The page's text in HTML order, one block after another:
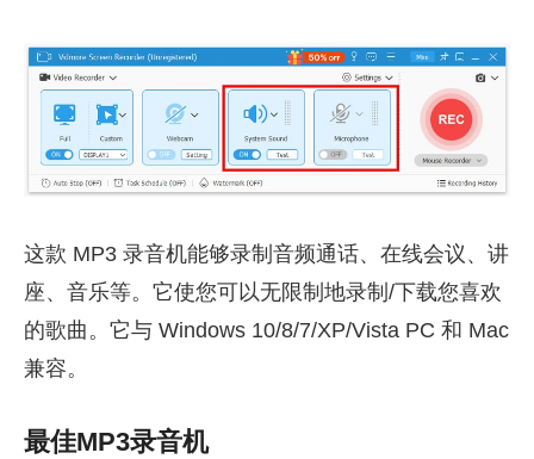
这款 MP3 录音机能够录制音频通话、在线会议、讲
座、音乐等。它使您可以无限制地录制/下载您喜欢
的歌曲。它与 Windows 10/8/7/XP/Vista PC 和 Mac
兼容。
最佳MP3录音机